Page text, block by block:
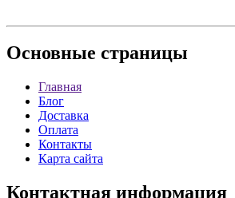
Основные страницы
Главная
Блог
Доставка
Оплата
Контакты
Карта сайта
Контактная информация